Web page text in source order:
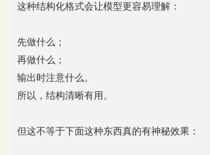
这种结构化格式会让模型更容易理解：
先做什么；
再做什么；
输出时注意什么。
所以，结构清晰有用。
但这不等于下面这种东西真的有神秘效果：